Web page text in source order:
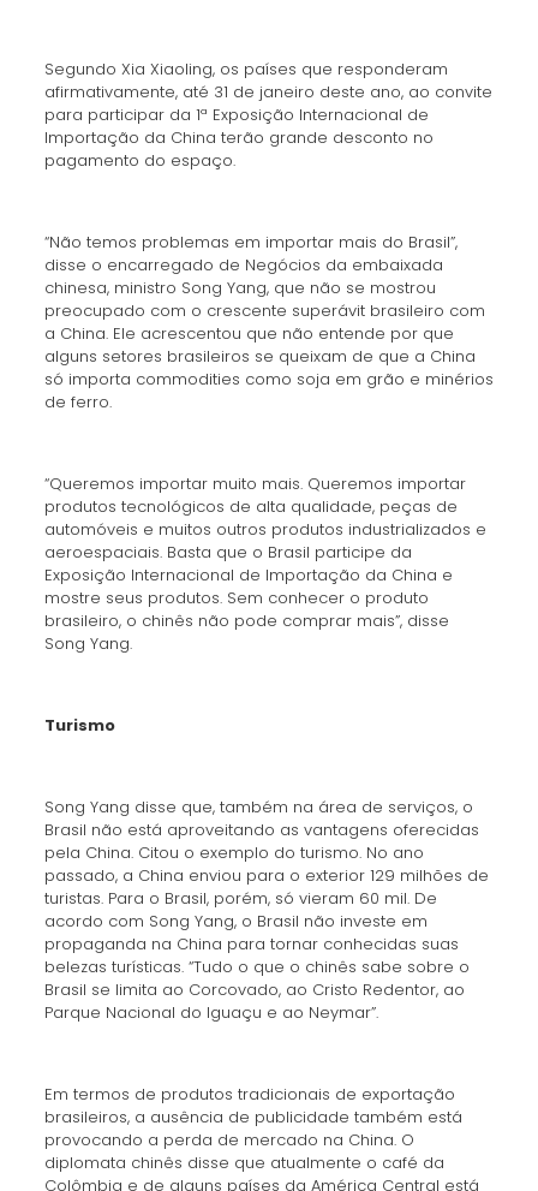
Segundo Xia Xiaoling, os países que responderam
afirmativamente, até 31 de janeiro deste ano, ao convite
para participar da 1ª Exposição Internacional de
Importação da China terão grande desconto no
pagamento do espaço.
“Não temos problemas em importar mais do Brasil”,
disse o encarregado de Negócios da embaixada
chinesa, ministro Song Yang, que não se mostrou
preocupado com o crescente superávit brasileiro com
a China. Ele acrescentou que não entende por que
alguns setores brasileiros se queixam de que a China
só importa commodities como soja em grão e minérios
de ferro.
“Queremos importar muito mais. Queremos importar
produtos tecnológicos de alta qualidade, peças de
automóveis e muitos outros produtos industrializados e
aeroespaciais. Basta que o Brasil participe da
Exposição Internacional de Importação da China e
mostre seus produtos. Sem conhecer o produto
brasileiro, o chinês não pode comprar mais”, disse
Song Yang.
Turismo
Song Yang disse que, também na área de serviços, o
Brasil não está aproveitando as vantagens oferecidas
pela China. Citou o exemplo do turismo. No ano
passado, a China enviou para o exterior 129 milhões de
turistas. Para o Brasil, porém, só vieram 60 mil. De
acordo com Song Yang, o Brasil não investe em
propaganda na China para tornar conhecidas suas
belezas turísticas. “Tudo o que o chinês sabe sobre o
Brasil se limita ao Corcovado, ao Cristo Redentor, ao
Parque Nacional do Iguaçu e ao Neymar”.
Em termos de produtos tradicionais de exportação
brasileiros, a ausência de publicidade também está
provocando a perda de mercado na China. O
diplomata chinês disse que atualmente o café da
Colômbia e de alguns países da América Central está